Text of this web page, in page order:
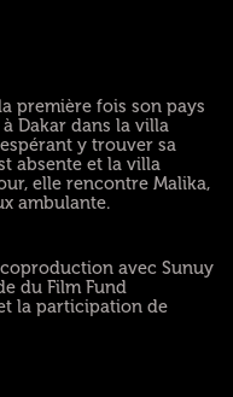
première fois son pays
Dakar dans la villa
y trouver sa
absente et la villa
elle rencontre Malika,
ambulante.
avec Sunuy
du Film Fund
la participation de